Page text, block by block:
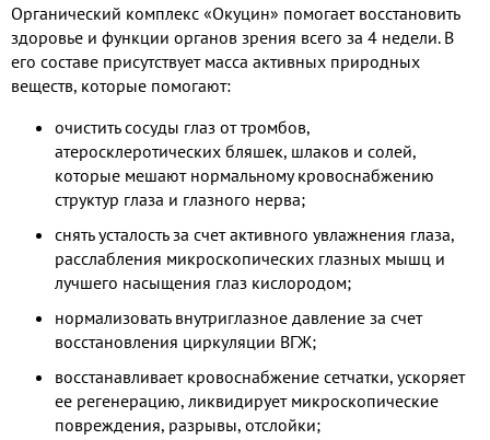
Органический комплекс «Окуцин» помогает восстановить
здоровье и функции органов зрения всего за 4 недели. В
его составе присутствует масса активных природных
веществ, которые помогают:
очистить сосуды глаз от тромбов,
атеросклеротических бляшек, шлаков и солей,
которые мешают нормальному кровоснабжению
структур глаза и глазного нерва;
снять усталость за счет активного увлажнения глаза,
расслабления микроскопических глазных мышц и
лучшего насыщения глаз кислородом;
нормализовать внутриглазное давление за счет
восстановления циркуляции ВГЖ;
восстанавливает кровоснабжение сетчатки, ускоряет
ее регенерацию, ликвидирует микроскопические
повреждения, разрывы, отслойки;